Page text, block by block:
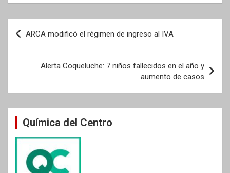
Navegación
de
entradas
ARCA modificó el régimen de ingreso al IVA
Alerta Coqueluche: 7 niños fallecidos en el año y
aumento de casos
Química del Centro